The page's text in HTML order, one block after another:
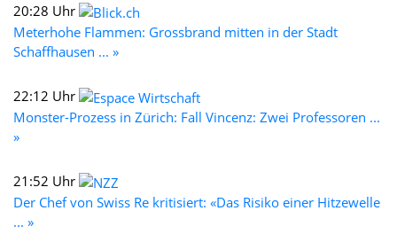
20:28 Uhr
Meterhohe Flammen: Grossbrand mitten in der Stadt
Schaffhausen ... »
22:12 Uhr
Monster-Prozess in Zürich: Fall Vincenz: Zwei Professoren ...
»
21:52 Uhr
Der Chef von Swiss Re kritisiert: «Das Risiko einer Hitzewelle
... »